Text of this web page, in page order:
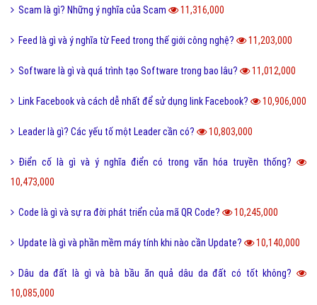
Scam là gì? Những ý nghĩa của Scam 11,316,000
Feed là gì và ý nghĩa từ Feed trong thế giới công nghệ? 11,203,000
Software là gì và quá trình tạo Software trong bao lâu? 11,012,000
Link Facebook và cách dễ nhất để sử dụng link Facebook? 10,906,000
Leader là gì? Các yếu tố một Leader cần có? 10,803,000
Điển cố là gì và ý nghĩa điển có trong văn hóa truyền thống?
10,473,000
Code là gì và sự ra đời phát triển của mã QR Code? 10,245,000
Update là gì và phần mềm máy tính khi nào cần Update? 10,140,000
Dâu da đất là gì và bà bầu ăn quả dâu da đất có tốt không?
10,085,000